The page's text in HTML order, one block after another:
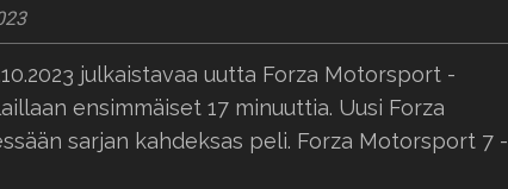
julkaistavaa uutta Forza Motorsport -
ensimmäiset 17 minuuttia. Uusi Forza
sarjan kahdeksas peli. Forza Motorsport 7 -